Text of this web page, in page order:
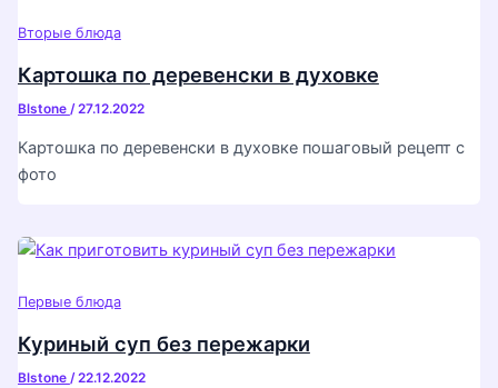
Вторые блюда
Картошка по деревенски в духовке
Blstone /27.12.2022
Картошка по деревенски в духовке пошаговый рецепт с
фото
Первые блюда
Куриный суп без пережарки
Blstone /22.12.2022